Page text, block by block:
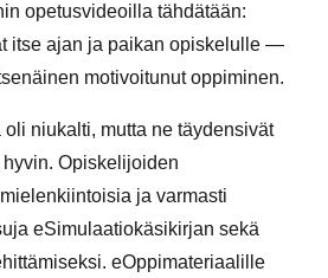
opetusvideoilla tähdätään:
itse ajan ja paikan opiskelulle —
motivoitunut oppiminen.
niukalti, mutta ne täydensivät
Opiskelijoiden
ja varmasti
eSimulaatiokäsikirjan sekä
eOppimateriaalille